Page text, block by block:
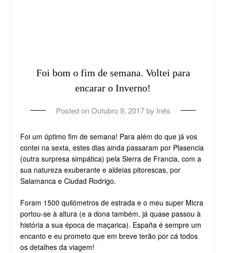
Foi bom o fim de semana. Voltei para
encarar o Inverno!
Posted onOutubro 9, 2017by Inês
Foi um óptimo fim de semana! Para além do que já vos
contei na sexta, estes dias ainda passaram por Plasencia
(outra surpresa simpática) pela Sierra de Francia, com a
sua natureza exuberante e aldeias pitorescas, por
Salamanca e Ciudad Rodrigo.
Foram 1500 quilómetros de estrada e o meu super Micra
portou-se à altura (e a dona também, já quase passou à
história a sua época de maçarica). España é sempre um
encanto e eu prometo que em breve terão por cá todos
os detalhes da viagem!